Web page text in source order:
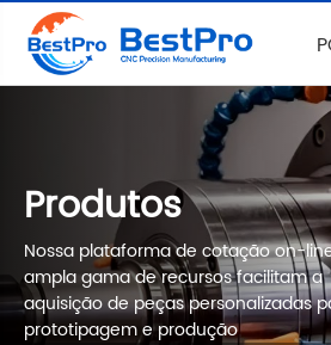
Produtos
Nossa plataforma de cotação on-
ampla gama de recursos facilitam a
aquisição de peças personalizadas
prototipagem e produção